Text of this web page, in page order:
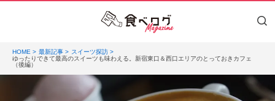
HOME 最新記事
スイーツ探訪
ゆったりできて最高のスイーツも味わえる。新宿東口＆西口エリアのとっておきカフェ
（後編）